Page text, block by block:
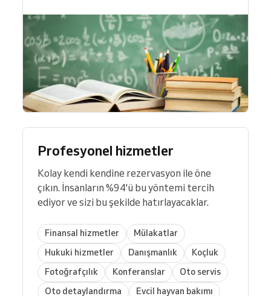
Profesyonel hizmetler
Kolay kendi kendine rezervasyon ile öne
çıkın. İnsanların %94'ü bu yöntemi tercih
ediyor ve sizi bu şekilde hatırlayacaklar.
Finansal hizmetler
Mülakatlar
Hukuki hizmetler
Danışmanlık
Koçluk
Fotoğrafçılık
Konferanslar
Oto servis
Oto detaylandırma
Evcil hayvan bakımı